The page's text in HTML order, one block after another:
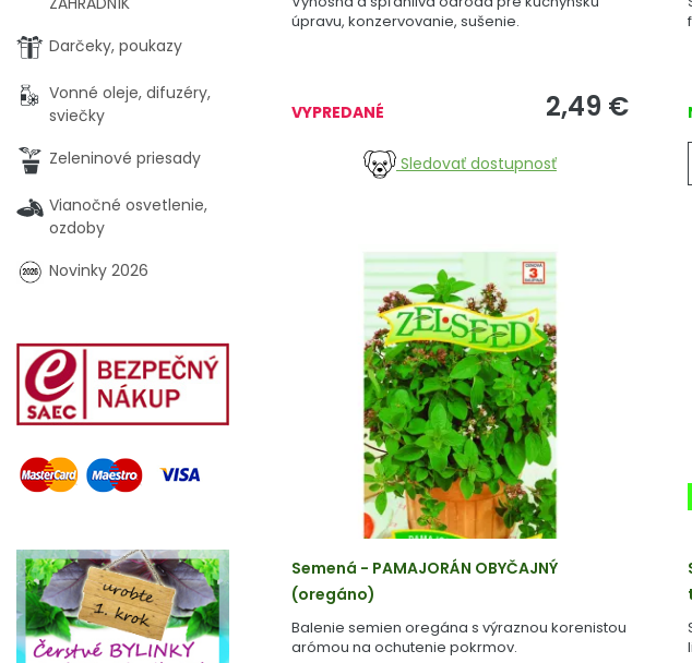
úpravu, konzervovanie, sušenie.
VYPREDANÉ 2,49 €
Sledovať dostupnosť
Semená - PAMAJORÁN OBYČAJNÝ
(oregáno)
Balenie semien oregána s výraznou korenistou
arómou na ochutenie pokrmov.
Darčeky, poukazy
Vonné oleje, difuzéry,
sviečky
Zeleninové priesady
Vianočné osvetlenie,
ozdoby
Novinky 2026